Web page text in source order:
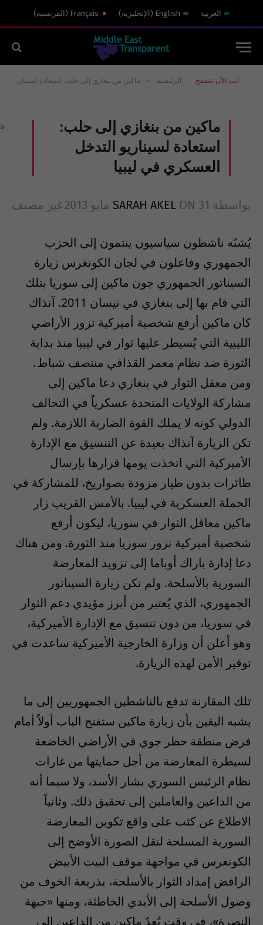
العربية English
( الإنجليزية)
Français
( الفرنسية)
أنت الآن تتصفح: الرئيسية » ماكين من بنغازي إلى حلب: استعادة لسيناريو التدخل العسكري في ليبيا
ماكين من بنغازي إلى حلب:
استعادة لسيناريو التدخل
العسكري في ليبيا
بواسطة SARAH AKEL ON 31 مايو 2013 غير مصنف
يُشبّه ناشطون سياسيون ينتمون إلى الحزب
الجمهوري وفاعلون في لجان الكونغرس زيارة
السيناتور الجمهوري جون ماكين إلى سوريا بتلك
التي قام بها إلى بنغازي في نيسان 2011. آنذاك
كان ماكين أرفع شخصية أميركية تزور الأراضي
الليبية التي يُسيطر عليها ثوار في ليبيا منذ بداية
الثورة ضد نظام معمر القذافي منتصف شباط .
ومن معقل الثوار في بنغازي دعا ماكين إلى
مشاركة الولايات المتحدة عسكرياً في التحالف
الدولي كونه لا يملك القوة الضاربة اللازمة. ولم
تكن الزيارة آنذاك بعيدة عن التنسيق مع الإدارة
الأميركية التي اتخذت يومها قرارها بإرسال
طائرات بدون طيار مزودة بصواريخ، للمشاركة في
الحملة العسكرية في ليبيا. بالأمس القريب زار
ماكين معاقل الثوار في سوريا، ليكون أرفع
شخصية أميركية تزور سوريا منذ الثورة. ومن هناك
دعا إدارة باراك أوباما إلى تزويد المعارضة
السورية بالأسلحة. ولم تكن زيارة السيناتور
الجمهوري، الذي يُعتبر من أبرز مؤيدي دعم الثوار
في سوريا، من دون تنسيق مع الإدارة الأميركية،
وهو أعلن أن وزارة الخارجية الأميركية ساعدت في
توفير الأمن لهذه الزيارة.
تلك المقارنة تدفع بالناشطين الجمهوريين إلى ما
يشبه اليقين بأن زيارة ماكين ستفتح الباب أولاً أمام
فرض منطقة حظر جوي في الأراضي الخاضعة
لسيطرة المعارضة من أجل حمايتها من غارات
نظام الرئيس السوري بشار الأسد، ولا سيما أنه
من الداعين والعاملين إلى تحقيق ذلك. وثانياً
الاطلاع عن كثب على واقع تكوين المعارضة
السورية المسلحة لنقل الصورة الأوضح إلى
الكونغرس في مواجهة موقف البيت الأبيض
الرافض إمداد الثوار بالأسلحة، بذريعة الخوف من
وصول الأسلحة إلى الأيدي الخاطئة، ومنها «جبهة
النصرة»، في وقت يُعدّ ماكين من الداعين إلى